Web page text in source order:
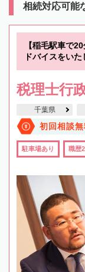
相続対応可能
【稲毛駅車で
ドバイスをいた
税理士行
千葉県
初回相談
駐車場あり 職歴